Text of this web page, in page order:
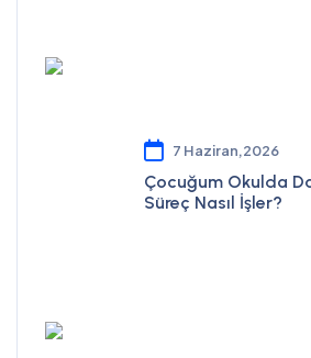
7 Haziran,2026
Çocuğum Okulda
Süreç Nasıl İşler?